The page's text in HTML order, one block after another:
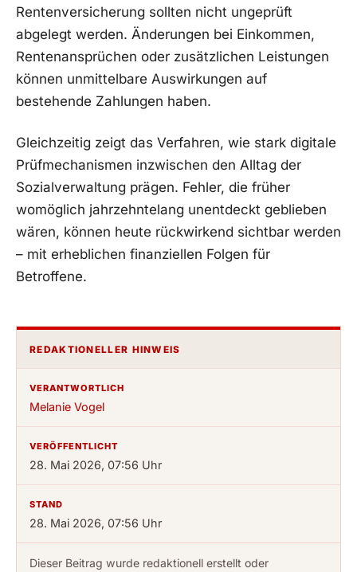
Rentenversicherung sollten nicht ungeprüft
abgelegt werden. Änderungen bei Einkommen,
Rentenansprüchen oder zusätzlichen Leistungen
können unmittelbare Auswirkungen auf
bestehende Zahlungen haben.
Gleichzeitig zeigt das Verfahren, wie stark digitale
Prüfmechanismen inzwischen den Alltag der
Sozialverwaltung prägen. Fehler, die früher
womöglich jahrzehntelang unentdeckt geblieben
wären, können heute rückwirkend sichtbar werden
– mit erheblichen finanziellen Folgen für
Betroffene.
REDAKTIONELLER HINWEIS
VERANTWORTLICH
Melanie Vogel
VERÖFFENTLICHT
28. Mai 2026, 07:56 Uhr
STAND
28. Mai 2026, 07:56 Uhr
Dieser Beitrag wurde redaktionell erstellt oder